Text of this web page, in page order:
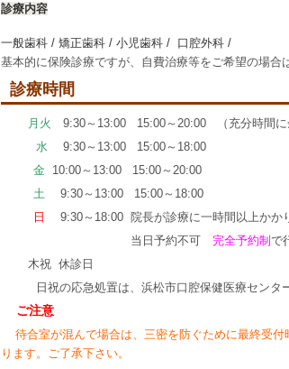
診療内容
一般歯科 / 矯正歯科 / 小児歯科 / 口腔外科 /
基本的に保険診療ですが、自費治療等をご希望の場合
診療時間
月火
9:30～13:00 15:00～20:00 （充分時間に
水 9:30～13:00 15:00～18:00
金 10:00～13:00 15:00～20:00
土 9:30～13:00 15:00～18:00
日
9:30～18:00 院長が診療に一時間以上かか
当日予約不可 完全予約制 で
木祝 休診日
日祝の応急処置は、浜松市口腔保健医療センター
ご注意
待合室が混んで場合は、三密を防ぐために最終受
ります。ご了承下さい。